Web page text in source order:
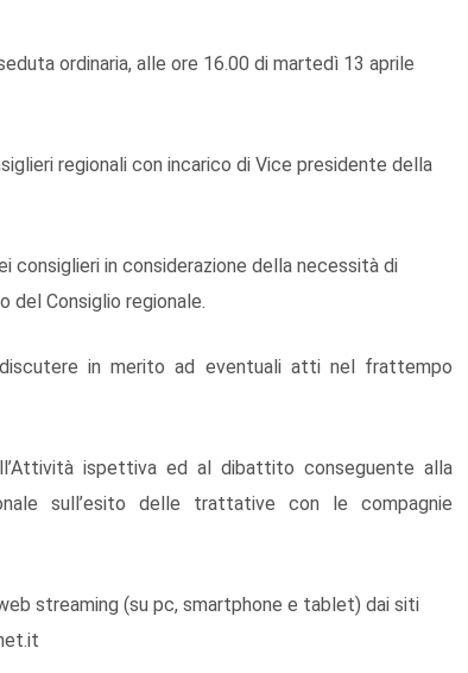
ordinaria, alle ore 16.00 di martedì 13 aprile
regionali con incarico di Vice presidente della
consiglieri in considerazione della necessità di
del Consiglio regionale.
in merito ad eventuali atti nel frattempo
ispettiva ed al dibattito conseguente alla
sull’esito delle trattative con le compagnie
streaming (su pc, smartphone e tablet) dai siti